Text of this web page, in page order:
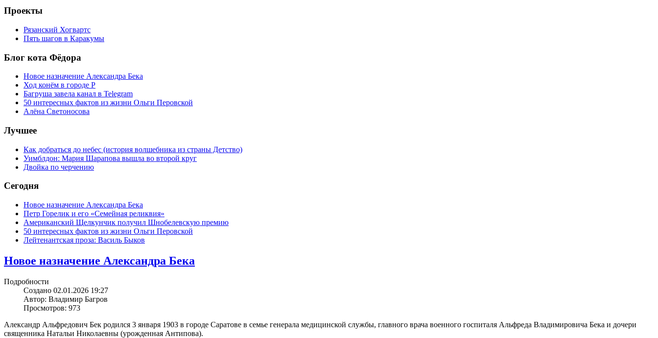
Проекты
Рязанский Хогвартс
Пять шагов в Каракумы
Блог кота Фёдора
Новое назначение Александра Бека
Ход конём в городе Р
Багруша завела канал в Telegram
50 интересных фактов из жизни Ольги Перовской
Алёна Светоносова
Лучшее
Как добраться до небес (история волшебника из страны Детство)
Уимблдон: Мария Шарапова вышла во второй круг
Двойка по черчению
Сегодня
Новое назначение Александра Бека
Петр Горелик и его «Семейная реликвия»
Американский Щелкунчик получил Шнобелевскую премию
50 интересных фактов из жизни Ольги Перовской
Лейтенантская проза: Василь Быков
Новое назначение Александра Бека
Подробности
Создано 02.01.2026 19:27
Автор: Владимир Багров
Просмотров: 973
Александр Альфредович Бек родился 3 января 1903 в городе Саратове в семье генерала медицинской службы, главного врача военного госпиталя Альфреда Владимировича Бека и дочери
священника Натальи Николаевны (урожденная Антипова).